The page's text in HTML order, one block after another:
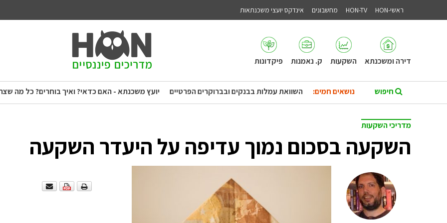
ראשי-HON HON-TV מחשבונים אינדקס יועצי משכנתאות
דירה ומשכנתא השקעות ק. נאמנות פיקדונות
נושאים חמים: השוואת עמלות בבנקים ובברוקרים הפרטיים יועץ משכנתא - האם כדאי? ואיך בוחרים? כל מה
מדריכי השקעות
השקעה בסכום נמוך עדיפה על היעדר השקעה